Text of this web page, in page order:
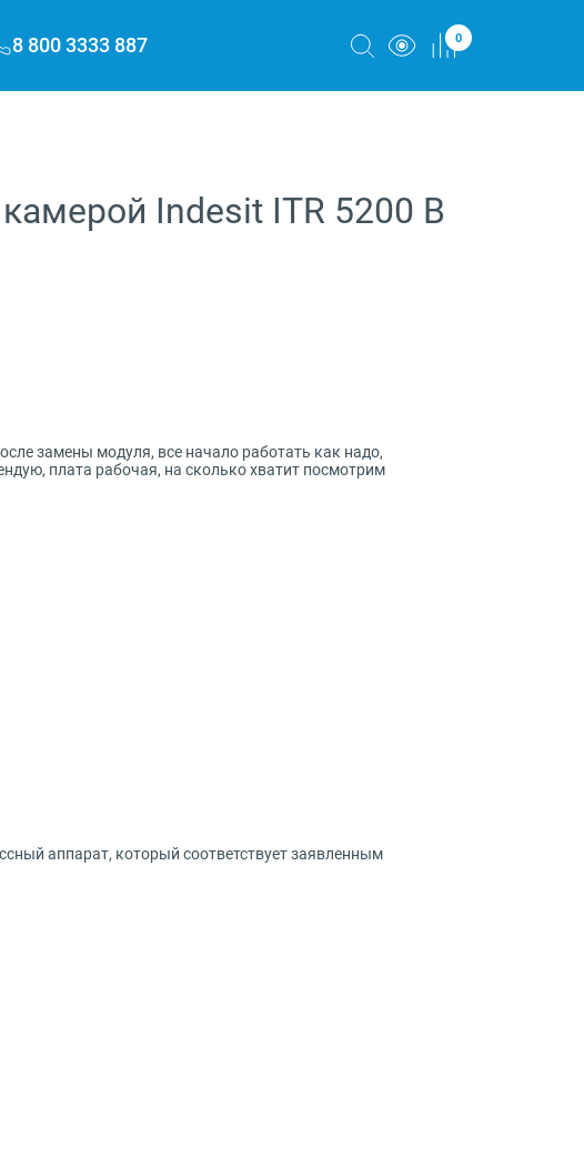
8 800 3333 887 0
Indesit ITR 5200 B
замены модуля, все начало работать как надо,
плата рабочая, на сколько хватит посмотрим
аппарат, который соответствует заявленным